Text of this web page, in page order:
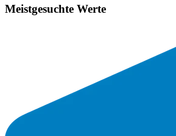
Meistgesuchte Werte